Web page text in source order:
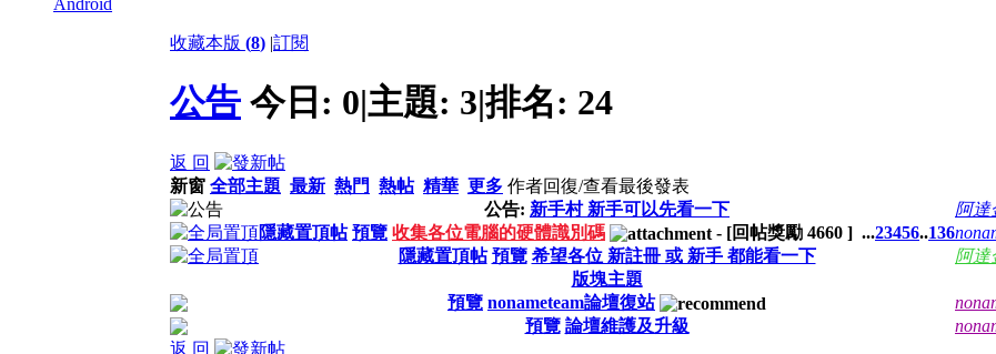
收藏本版 (8) |訂閱
公告 今日: 0|主題: 3|排名: 24
返 回
新窗 全部主題 最新 熱門 熱帖 精華 更多 作者回復/查看最後發表
公告: 新手村 新手可以先看一下 阿達
隱藏置頂帖 預覽 收集各位電腦的硬體識別碼 - [回帖獎勵 4660 ] ...23456..136
隱藏置頂帖 預覽 希望各位 新註冊 或 新手 都能看一下 阿達
版塊主題
預覽 nonameteam論壇復站
預覽 論壇維護及升級
返 回